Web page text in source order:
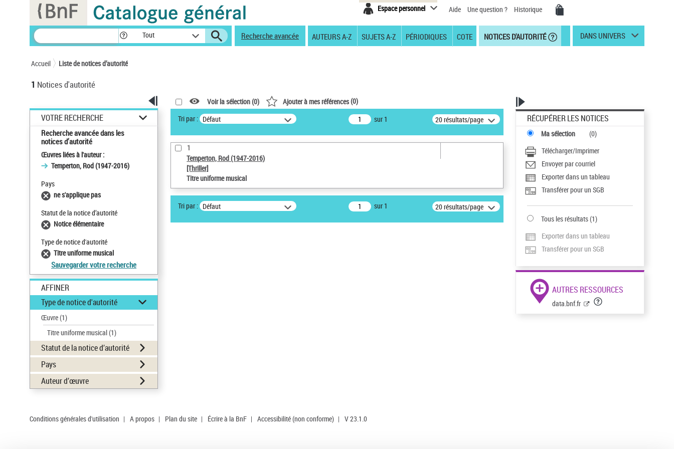
Espace personnel Aide Une question ? Historique
Tout Recherche avancée AUTEURS A-Z SUJETS A-Z PÉRIODIQUES COTE NOTICES D'AUTORITÉ DANS UNIVERS
Accueil Liste de notices d’autorité
1 Notices d'autorité
VOTRE RECHERCHE
Recherche avancée dans les
notices d’autorité
Œuvres liées à l'auteur :
Temperton, Rod (1947-2016)
Pays
ne s'applique pas
Statut de la notice d’autorité
Notice élémentaire
Type de notice d'autorité
Titre uniforme musical
Sauvegarder votre recherche
AFFINER
Type de notice d'autorité
Œuvre(1)
Titre uniforme musical(1)
Statut de la notice d’autorité
Pays
Auteur d’œuvre
Voir la sélection (0) Ajouter à mes références(0)
Tri par : Défaut sur 1 20 résultats/page
1
Temperton, Rod (1947-2016)
[Thriller]
Titre uniforme musical
Tri par : Défaut sur 1 20 résultats/page
RÉCUPÉRER LES NOTICES
Ma sélection (0)
Télécharger/Imprimer
Envoyer par courriel
Exporter dans un tableau
Transférer pour un SGB
Tous les résultats(1)
Exporter dans un tableau
Transférer pour un SGB
AUTRES RESSOURCES
data.bnf.fr
Conditions générales d'utilisation | A propos | Plan du site | Écrire à la BnF | Accessibilité (non conforme) | V 23.1.0
Panneau de gestion des cookies